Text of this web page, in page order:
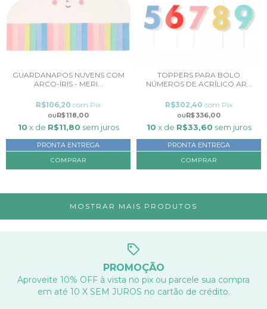
GUARDANAPOS NUVENS COM
ARCO-ÍRIS - MERI...
R$118,00
R$106,20 com Pix
10 x de R$11,80 sem juros
PRONTA ENTREGA
TOPPERS PARA BOLO
NÚMEROS DE ACRÍLICO AR...
R$336,00
R$302,40 com Pix
10 x de R$33,60 sem juros
PRONTA ENTREGA
MOSTRAR MAIS PRODUTOS
PROMOÇÃO
Aproveite 10% OFF à vista no pix ou parcele sua compra
em até 10 X SEM JUROS no cartão de crédito.